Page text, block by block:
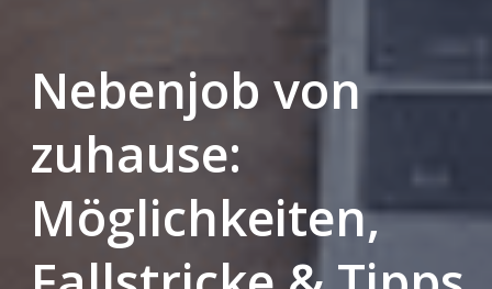
Nebenjob von
zuhause:
Möglichkeiten,